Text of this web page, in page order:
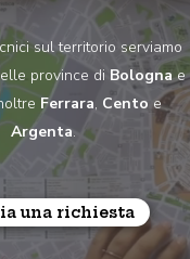
sul territorio serviamo
province di Bolognae
Ferrara, Cento e
Argenta.
una richiesta